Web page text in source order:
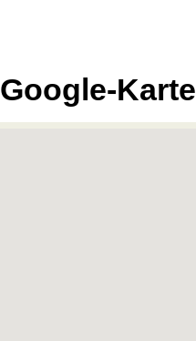
Google-Karte